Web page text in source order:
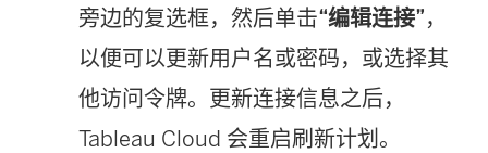
旁边的复选框，然后单击“编辑连接”，
以便可以更新用户名或密码，或选择其
他访问令牌。更新连接信息之后，
Tableau Cloud 会重启刷新计划。